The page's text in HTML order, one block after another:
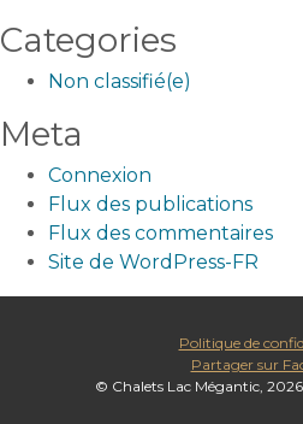
Categories
Non classifié(e)
Meta
Connexion
Flux des publications
Flux des commentaires
Site de WordPress-FR
© Chalets Lac Mégantic,
Politique de
Partager sur